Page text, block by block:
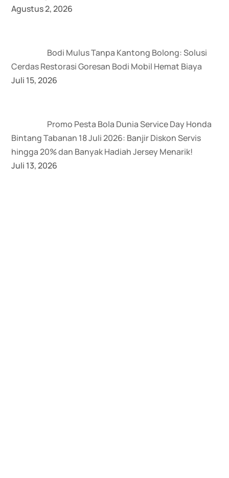
Agustus 2, 2026
Bodi Mulus Tanpa Kantong Bolong: Solusi
Cerdas Restorasi Goresan Bodi Mobil Hemat Biaya
Juli 15, 2026
Promo Pesta Bola Dunia Service Day Honda
Bintang Tabanan 18 Juli 2026: Banjir Diskon Servis
hingga 20% dan Banyak Hadiah Jersey Menarik!
Juli 13, 2026